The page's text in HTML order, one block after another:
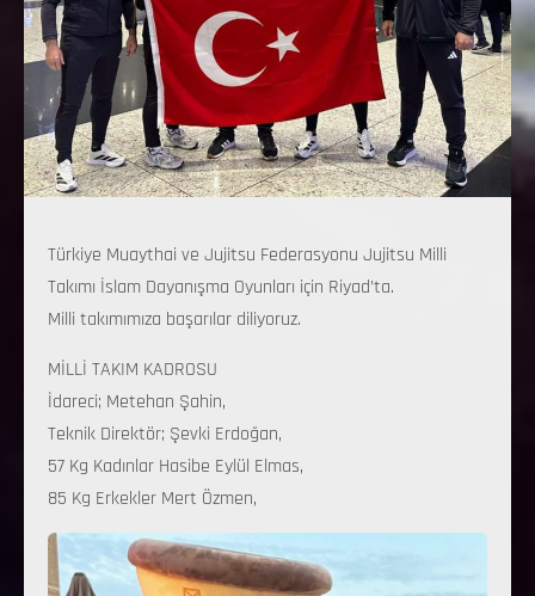
Türkiye Muaythai ve Jujitsu Federasyonu Jujitsu Milli
Takımı İslam Dayanışma Oyunları için Riyad’ta.
Milli takımımıza başarılar diliyoruz.
MİLLİ TAKIM KADROSU
İdareci; Metehan Şahin,
Teknik Direktör; Şevki Erdoğan,
57 Kg Kadınlar Hasibe Eylül Elmas,
85 Kg Erkekler Mert Özmen,